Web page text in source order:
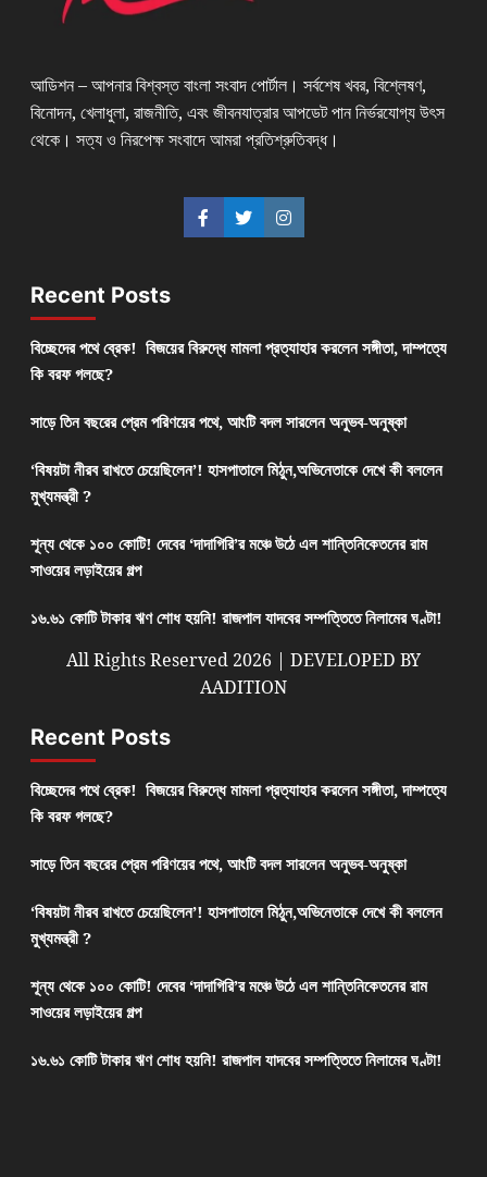
আডিশন – আপনার বিশ্বস্ত বাংলা সংবাদ পোর্টাল। সর্বশেষ খবর, বিশ্লেষণ,
বিনোদন, খেলাধুলা, রাজনীতি, এবং জীবনযাত্রার আপডেট পান নির্ভরযোগ্য উৎস
থেকে। সত্য ও নিরপেক্ষ সংবাদে আমরা প্রতিশ্রুতিবদ্ধ।
Recent Posts
বিচ্ছেদের পথে ব্রেক! বিজয়ের বিরুদ্ধে মামলা প্রত্যাহার করলেন সঙ্গীতা, দাম্পত্যে
কি বরফ গলছে?
সাড়ে তিন বছরের প্রেম পরিণয়ের পথে, আংটি বদল সারলেন অনুভব-অনুষ্কা
‘বিষয়টা নীরব রাখতে চেয়েছিলেন’! হাসপাতালে মিঠুন,অভিনেতাকে দেখে কী বললেন
মুখ্যমন্ত্রী ?
শূন্য থেকে ১০০ কোটি! দেবের ‘দাদাগিরি’র মঞ্চে উঠে এল শান্তিনিকেতনের রাম
সাওয়ের লড়াইয়ের গল্প
১৬.৬১ কোটি টাকার ঋণ শোধ হয়নি! রাজপাল যাদবের সম্পত্তিতে নিলামের ঘণ্টা!
All Rights Reserved 2026 | DEVELOPED BY
AADITION
Recent Posts
বিচ্ছেদের পথে ব্রেক! বিজয়ের বিরুদ্ধে মামলা প্রত্যাহার করলেন সঙ্গীতা, দাম্পত্যে
কি বরফ গলছে?
সাড়ে তিন বছরের প্রেম পরিণয়ের পথে, আংটি বদল সারলেন অনুভব-অনুষ্কা
‘বিষয়টা নীরব রাখতে চেয়েছিলেন’! হাসপাতালে মিঠুন,অভিনেতাকে দেখে কী বললেন
মুখ্যমন্ত্রী ?
শূন্য থেকে ১০০ কোটি! দেবের ‘দাদাগিরি’র মঞ্চে উঠে এল শান্তিনিকেতনের রাম
সাওয়ের লড়াইয়ের গল্প
১৬.৬১ কোটি টাকার ঋণ শোধ হয়নি! রাজপাল যাদবের সম্পত্তিতে নিলামের ঘণ্টা!